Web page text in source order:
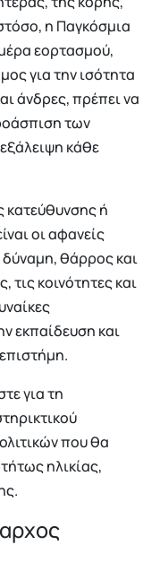
η Παγκόσμια
εορτασμού,
για την ισότητα
άνδρες, πρέπει να
των
κάθε
κατεύθυνσης ή
οι αφανείς
θάρρος και
τις κοινότητες και
εκπαίδευση και
για τη
που θα
ηλικίας,